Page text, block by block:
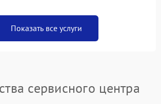
Показать все услуги
сервисного центра